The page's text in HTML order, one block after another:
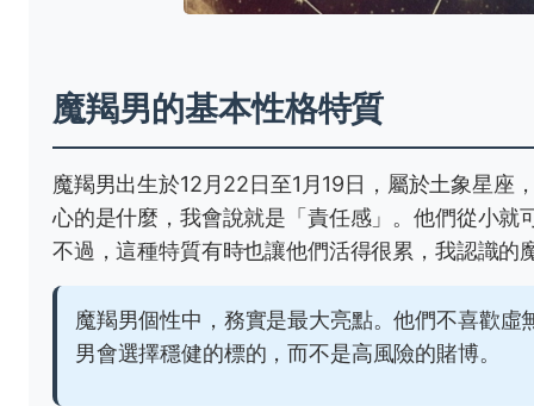
魔羯男的基本性格特質
魔羯男出生於12月22日至1月19日，屬於土象星座
心的是什麼，我會說就是「責任感」。他們從小
不過，這種特質有時也讓他們活得很累，我認識
魔羯男個性中，務實是最大亮點。他們不喜歡
男會選擇穩健的標的，而不是高風險的賭博。